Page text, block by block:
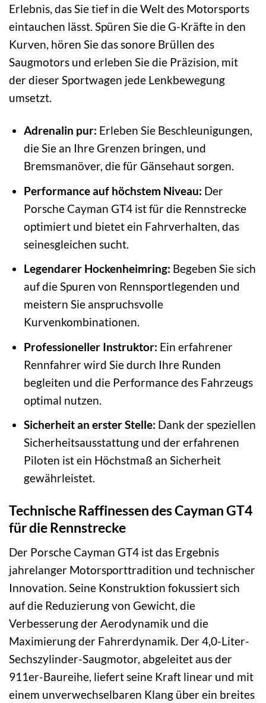
Erlebnis, das Sie tief in die Welt des Motorsports
eintauchen lässt. Spüren Sie die G-Kräfte in den
Kurven, hören Sie das sonore Brüllen des
Saugmotors und erleben Sie die Präzision, mit
der dieser Sportwagen jede Lenkbewegung
umsetzt.
Adrenalin pur: Erleben Sie Beschleunigungen,
die Sie an Ihre Grenzen bringen, und
Bremsmanöver, die für Gänsehaut sorgen.
Performance auf höchstem Niveau: Der
Porsche Cayman GT4 ist für die Rennstrecke
optimiert und bietet ein Fahrverhalten, das
seinesgleichen sucht.
Legendarer Hockenheimring: Begeben Sie sich
auf die Spuren von Rennsportlegenden und
meistern Sie anspruchsvolle
Kurvenkombinationen.
Professioneller Instruktor: Ein erfahrener
Rennfahrer wird Sie durch Ihre Runden
begleiten und die Performance des Fahrzeugs
optimal nutzen.
Sicherheit an erster Stelle: Dank der speziellen
Sicherheitsausstattung und der erfahrenen
Piloten ist ein Höchstmaß an Sicherheit
gewährleistet.
Technische Raffinessen des Cayman GT4
für die Rennstrecke
Der Porsche Cayman GT4 ist das Ergebnis
jahrelanger Motorsporttradition und technischer
Innovation. Seine Konstruktion fokussiert sich
auf die Reduzierung von Gewicht, die
Verbesserung der Aerodynamik und die
Maximierung der Fahrerdynamik. Der 4,0-Liter-
Sechszylinder-Saugmotor, abgeleitet aus der
911er-Baureihe, liefert seine Kraft linear und mit
einem unverwechselbaren Klang über ein breites